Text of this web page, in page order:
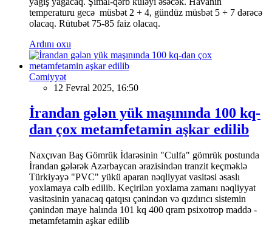
temperaturu gecə müsbət 2 + 4, gündüz müsbət 5 + 7 dərəcə
olacaq. Rütubət 75-85 faiz olacaq.
Ardını oxu
Cəmiyyət
12 Fevral 2025, 16:50
İrandan gələn yük maşınında 100 kq-
dan çox metamfetamin aşkar edilib
Naxçıvan Baş Gömrük İdarəsinin "Culfa" gömrük postunda
İrandan gələrək Azərbaycan ərazisindən tranzit keçməklə
Türkiyəyə "PVC" yükü aparan nəqliyyat vasitəsi əsaslı
yoxlamaya cəlb edilib. Keçirilən yoxlama zamanı nəqliyyat
vasitəsinin yanacaq qatqısı çənindən və qızdırıcı sistemin
çənindən maye halında 101 kq 400 qram psixotrop maddə -
metamfetamin aşkar edilib